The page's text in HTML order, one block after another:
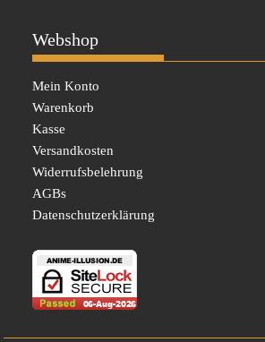
Webshop
Mein Konto
Warenkorb
Kasse
Versandkosten
Widerrufsbelehrung
AGBs
Datenschutzerklärung